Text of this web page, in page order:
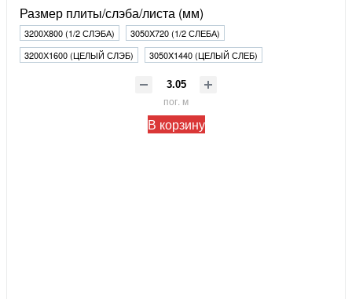
Размер плиты/слэба/листа (мм)
3200Х800 (1/2 СЛЭБА)
3050X720 (1/2 СЛЕБА)
3200Х1600 (ЦЕЛЫЙ СЛЭБ)
3050X1440 (ЦЕЛЫЙ СЛЕБ)
пог. м
В корзину